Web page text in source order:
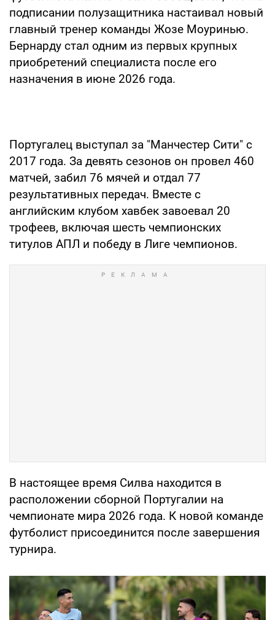
подписании полузащитника настаивал новый
главный тренер команды Жозе Моуринью.
Бернарду стал одним из первых крупных
приобретений специалиста после его
назначения в июне 2026 года.
Португалец выступал за "Манчестер Сити" с
2017 года. За девять сезонов он провел 460
матчей, забил 76 мячей и отдал 77
результативных передач. Вместе с
английским клубом хавбек завоевал 20
трофеев, включая шесть чемпионских
титулов АПЛ и победу в Лиге чемпионов.
В настоящее время Силва находится в
расположении сборной Португалии на
чемпионате мира 2026 года. К новой команде
футболист присоединится после завершения
турнира.